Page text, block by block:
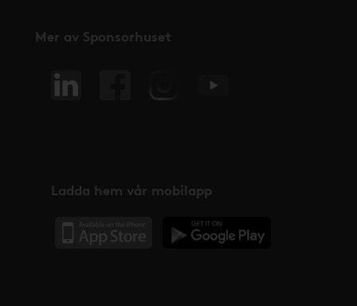
Mer av Sponsorhuset
Ladda hem vår mobilapp